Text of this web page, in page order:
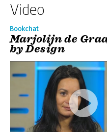
Video
Bookchat
Marjolijn de
by Design